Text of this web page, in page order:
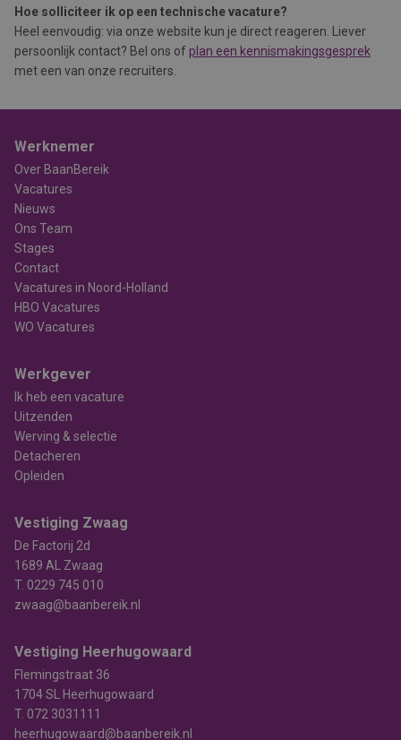
Hoe solliciteer ik op een technische vacature?
Heel eenvoudig: via onze website kun je direct reageren. Liever
persoonlijk contact? Bel ons of plan een kennismakingsgesprek
met een van onze recruiters.
Werknemer
Over BaanBereik
Vacatures
Nieuws
Ons Team
Stages
Contact
Vacatures in Noord-Holland
HBO Vacatures
WO Vacatures
Werkgever
Ik heb een vacature
Uitzenden
Werving & selectie
Detacheren
Opleiden
Vestiging Zwaag
De Factorij 2d
1689 AL Zwaag
T. 0229 745 010
zwaag@baanbereik.nl
Vestiging Heerhugowaard
Flemingstraat 36
1704 SL Heerhugowaard
T. 072 3031111
heerhugowaard@baanbereik.nl